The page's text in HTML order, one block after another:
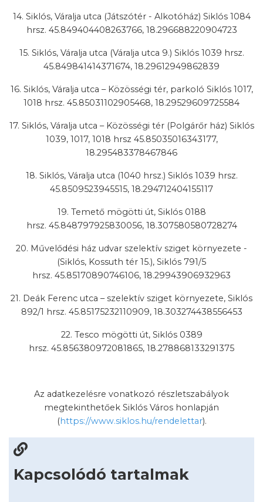
14. Siklós, Váralja utca (Játszótér - Alkotóház) Siklós 1084
hrsz. 45.849404408263766, 18.296688220904723
15. Siklós, Váralja utca (Váralja utca 9.) Siklós 1039 hrsz.
45.849841414371674, 18.29612949862839
16. Siklós, Váralja utca – Közösségi tér, parkoló Siklós 1017,
1018 hrsz. 45.85031102905468, 18.29529609725584
17. Siklós, Váralja utca – Közösségi tér (Polgárőr ház) Siklós
1039, 1017, 1018 hrsz 45.85035016343177,
18.295483378467846
18. Siklós, Váralja utca (1040 hrsz.) Siklós 1039 hrsz.
45.8509523945515, 18.294712404155117
19. Temető mögötti út, Siklós 0188
hrsz. 45.848797925830056, 18.307580580728274
20. Művelődési ház udvar szelektív sziget környezete -
(Siklós, Kossuth tér 15.), Siklós 791/5
hrsz. 45.85170890746106, 18.29943906932963
21. Deák Ferenc utca – szelektív sziget környezete, Siklós
892/1 hrsz. 45.85175232110909, 18.303274438556453
22. Tesco mögötti út, Siklós 0389
hrsz. 45.856380972081865, 18.278868133291375
Az adatkezelésre vonatkozó részletszabályok
megtekinthetőek Siklós Város honlapján
(https://www.siklos.hu/rendelettar).
Kapcsolódó tartalmak